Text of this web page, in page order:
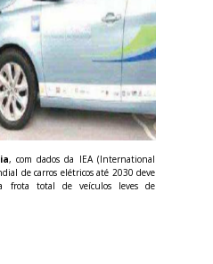
, com dados da IEA (International
de carros elétricos até 2030 deve
frota total de veículos leves de